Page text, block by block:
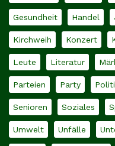
Gesundheit Handel
Kirchweih Konzert
Leute Literatur
Parteien Party
Senioren Soziales
Umwelt Unfälle